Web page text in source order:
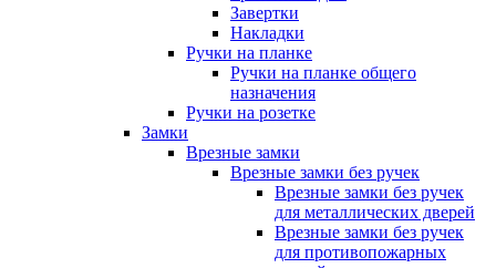
Завертки
Накладки
Ручки на планке
Ручки на планке общего
назначения
Ручки на розетке
Замки
Врезные замки
Врезные замки без ручек
Врезные замки без ручек
для металлических дверей
Врезные замки без ручек
для противопожарных